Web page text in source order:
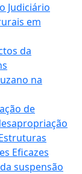
Judiciário
em
da
na
de
Eficazes
suspensão